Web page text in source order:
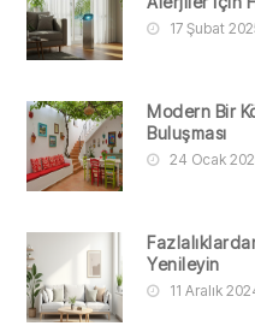
17 Şubat
Modern Bir
Buluşması
24 Ocak
Yenileyin
11 Aralık